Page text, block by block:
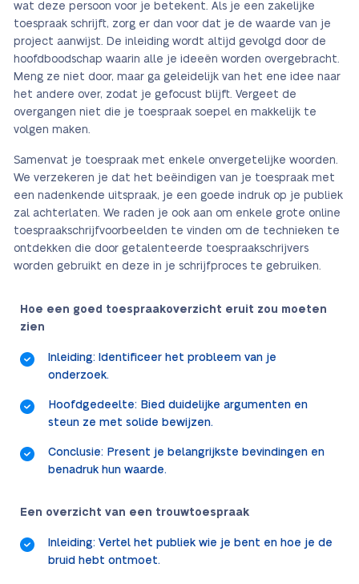
wat deze persoon voor je betekent. Als je een zakelijke
toespraak schrijft, zorg er dan voor dat je de waarde van je
project aanwijst. De inleiding wordt altijd gevolgd door de
hoofdboodschap waarin alle je ideeën worden overgebracht.
Meng ze niet door, maar ga geleidelijk van het ene idee naar
het andere over, zodat je gefocust blijft. Vergeet de
overgangen niet die je toespraak soepel en makkelijk te
volgen maken.
Samenvat je toespraak met enkele onvergetelijke woorden.
We verzekeren je dat het beëindigen van je toespraak met
een nadenkende uitspraak, je een goede indruk op je publiek
zal achterlaten. We raden je ook aan om enkele grote online
toespraakschrijfvoorbeelden te vinden om de technieken te
ontdekken die door getalenteerde toespraakschrijvers
worden gebruikt en deze in je schrijfproces te gebruiken.
Hoe een goed toespraakoverzicht eruit zou moeten
zien
Inleiding: Identificeer het probleem van je
onderzoek.
Hoofdgedeelte: Bied duidelijke argumenten en
steun ze met solide bewijzen.
Conclusie: Present je belangrijkste bevindingen en
benadruk hun waarde.
Een overzicht van een trouwtoespraak
Inleiding: Vertel het publiek wie je bent en hoe je de
bruid hebt ontmoet.